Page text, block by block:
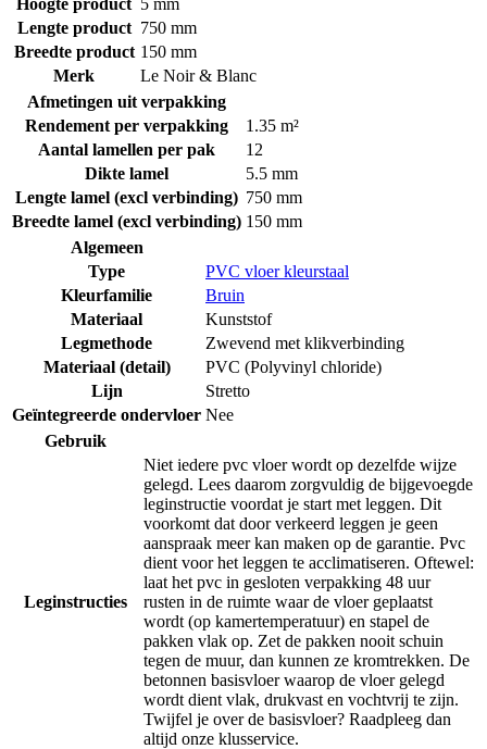
Lengte product 750 mm
Breedte product 150 mm
Merk
Le Noir & Blanc
Afmetingen uit verpakking
Rendement per verpakking
1.35 m²
Aantal lamellen per pak
12
Dikte lamel
5.5 mm
Lengte lamel (excl verbinding) 750 mm
Breedte lamel (excl verbinding) 150 mm
Algemeen
Type
PVC vloer kleurstaal
Kleurfamilie
Bruin
Materiaal
Kunststof
Legmethode
Zwevend met klikverbinding
Materiaal (detail)
PVC (Polyvinyl chloride)
Lijn
Stretto
Geïntegreerde ondervloer Nee
Gebruik
Leginstructies
Niet iedere pvc vloer wordt op dezelfde wijze
gelegd. Lees daarom zorgvuldig de bijgevoegde
leginstructie voordat je start met leggen. Dit
voorkomt dat door verkeerd leggen je geen
aanspraak meer kan maken op de garantie. Pvc
dient voor het leggen te acclimatiseren. Oftewel:
laat het pvc in gesloten verpakking 48 uur
rusten in de ruimte waar de vloer geplaatst
wordt (op kamertemperatuur) en stapel de
pakken vlak op. Zet de pakken nooit schuin
tegen de muur, dan kunnen ze kromtrekken. De
betonnen basisvloer waarop de vloer gelegd
wordt dient vlak, drukvast en vochtvrij te zijn.
Twijfel je over de basisvloer? Raadpleeg dan
altijd onze klusservice.